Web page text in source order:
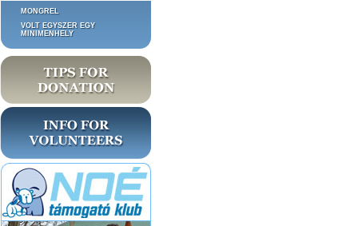
MONGREL
VOLT EGYSZER EGY
MINIMENHELY